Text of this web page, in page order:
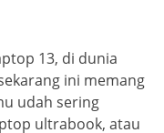
13, di dunia
ini memang
udah sering
ultrabook, atau